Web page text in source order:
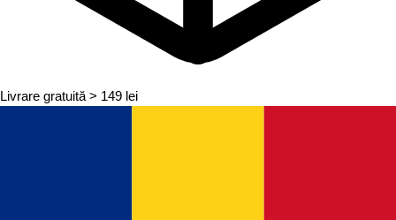
Livrare gratuită > 149 lei